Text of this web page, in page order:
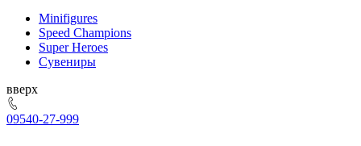
Minifigures
Speed Champions
Super Heroes
Сувениры
ерх
09540-27-999